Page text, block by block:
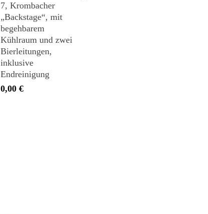
7, Krombacher
„Backstage“, mit
begehbarem
Kühlraum und zwei
Bierleitungen,
inklusive
Endreinigung
0,00€